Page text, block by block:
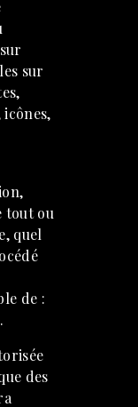
sur
tout ou
quel
de :
des